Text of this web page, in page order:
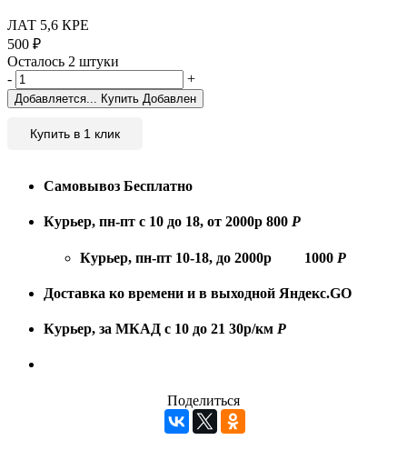
ЛАТ 5,6 КРЕ
500 ₽
Осталось 2 штуки
-
+
Добавляется... Купить Добавлен
Купить в 1 клик
Самовывоз Бесплатно
Курьер, пн-пт с 10 до 18, от 2000р 800 Р
Курьер, пн-пт 10-18, до 2000р 1000 Р
Доставка ко времени и в выходной Яндекс.GO
Курьер, за МКАД с 10 до 21 30р/км Р
Поделиться